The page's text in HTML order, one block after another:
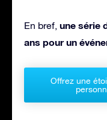
En bref, une série
ans pour un
Offrez une